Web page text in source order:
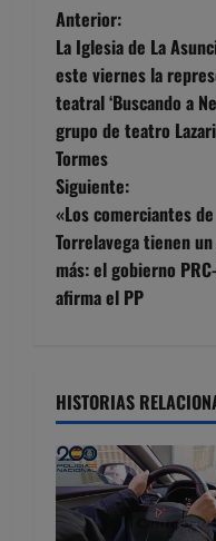
N
a
v
e
g
a
c
ó
n
d
Anterior:
La Iglesia de La
este viernes la
teatral ‘Buscando a
grupo de teatro
Tormes
Siguiente:
«Los comerciantes de
Torrelavega tienen
más: el gobierno
afirma el PP
HISTORIAS